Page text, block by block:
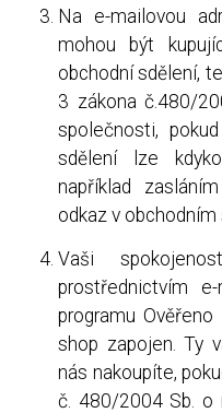
Na e-mailovou
mohou být
obchodní sdělení,
3 zákona č.480/
společnosti,
sdělení lze
například
odkaz v
Vaši
prostřednictvím
programu
shop zapojen. Ty
nás nakoupíte,
č. 480/2004 Sb. o